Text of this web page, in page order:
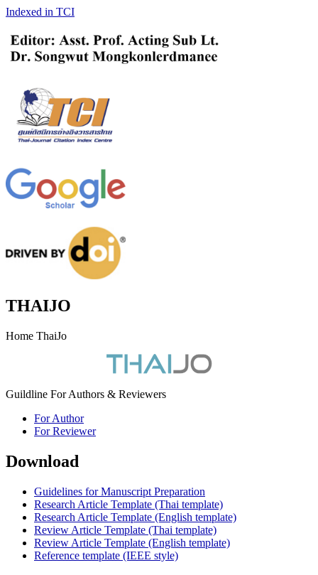
Indexed in TCI
THAIJO
Home ThaiJo
Guildline For Authors & Reviewers
For Author
For Reviewer
Download
Guidelines for Manuscript Preparation
Research Article Template (Thai template)
Research Article Template (English template)
Review Article Template (Thai template)
Review Article Template (English template)
Reference template (IEEE style)